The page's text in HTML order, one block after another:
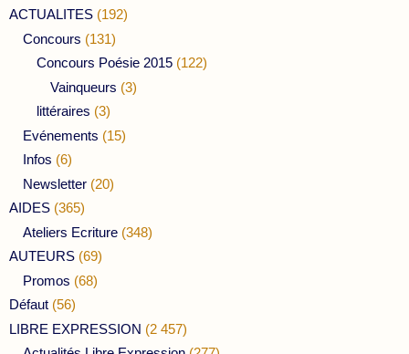
ACTUALITES (192)
Concours (131)
Concours Poésie 2015 (122)
Vainqueurs (3)
littéraires (3)
Evénements (15)
Infos (6)
Newsletter (20)
AIDES (365)
Ateliers Ecriture (348)
AUTEURS (69)
Promos (68)
Défaut (56)
LIBRE EXPRESSION (2 457)